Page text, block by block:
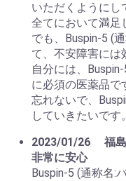
いただくようにし
全てにおいて満足
でも、Buspin-5 (
て、不安障害には
自分には、
に必須の医薬品で
忘れないで、
していきたいです。
2023/01/26
福
非常に安心
Buspin-5 (通称名: